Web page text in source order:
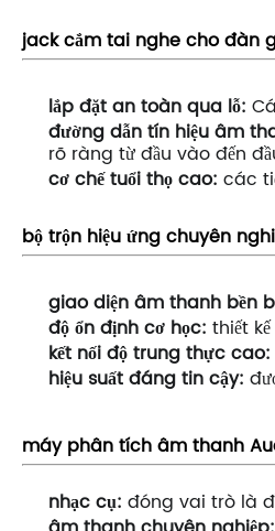
jack cắm tai nghe cho đàn
lắp đặt an toàn qua lỗ:
đường dẫn tín hiệu âm
rõ ràng từ đầu vào đến
cơ chế tuổi thọ cao: các
bộ trộn hiệu ứng chuyên
giao diện âm thanh bền
độ ổn định cơ học: thiết
kết nối độ trung thực cao:
hiệu suất đáng tin cậy:
máy phân tích âm thanh
nhạc cụ: đóng vai trò là